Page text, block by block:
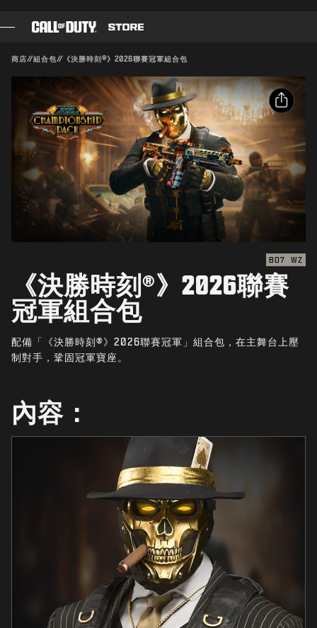
戰爭通行證
黑影部隊
COD點數
《決勝時刻》商店
COMBAT BUILDS
最新消息
STORE
客服支援
登入|註冊
商店//組合包// 《決勝時刻®》2026聯賽冠軍組合包
相容：
確認購買
取消
Activision得隨時更新、替換或移除此遊戲內容。
分享
電子郵件
Facebook
BO7 WZ
《決勝時刻®》2026聯賽
冠軍組合包
配備「《決勝時刻®》2026聯賽冠軍」組合包，在主舞台上壓
制對手，鞏固冠軍寶座。
內容：